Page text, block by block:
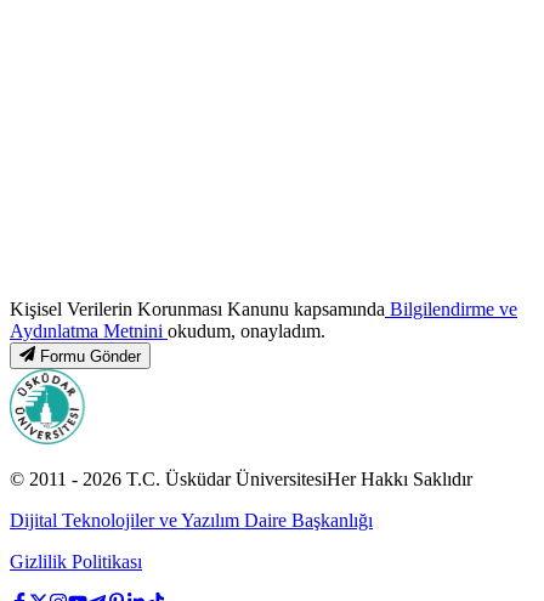
Kişisel Verilerin Korunması Kanunu kapsamında Bilgilendirme ve
Aydınlatma Metnini okudum, onayladım.
Formu Gönder
© 2011 - 2026 T.C. Üsküdar ÜniversitesiHer Hakkı Saklıdır
Dijital Teknolojiler ve Yazılım Daire Başkanlığı
Gizlilik Politikası